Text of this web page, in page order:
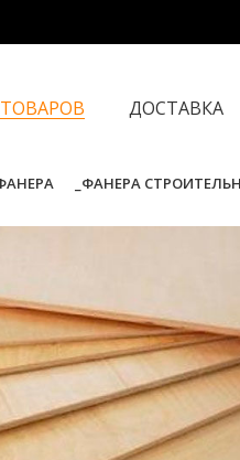
ДОСТАВКА
ФАНЕРА